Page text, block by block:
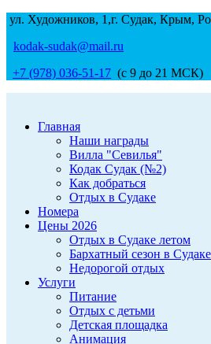
ул. Художников, 1,г. Судак, Крым,
kodak-sudak@mail.ru
+7 (978) 036-51-17 (с 9 до 21 МСК)
Главная
Наши награды
Вилла "Севилья"
Кодак Судак (№2)
Как добраться
Отдых в Судаке
Номера
Цены 2026
Отдых в Судаке летом
Бархатный сезон в Судаке
Недорогой отдых
Услуги
Питание
Отдых с детьми
Детская площадка
Анимация